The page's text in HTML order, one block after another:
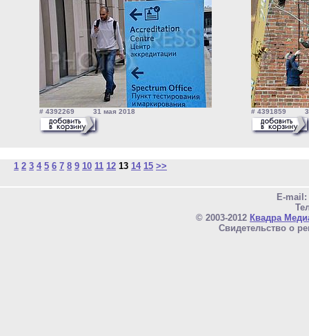
# 4392269 31 мая 2018 # 4391859 31
1 2 3 4 5 6 7 8 9 10 11 12 13 14 15 >>
E-mail:
© 2003-2012 Квадра
Свидетельство о